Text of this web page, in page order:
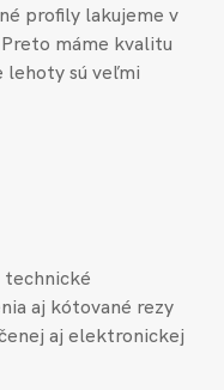
profily lakujeme v
máme kvalitu
lehoty sú veľmi
technické
aj kótované rezy
aj elektronickej